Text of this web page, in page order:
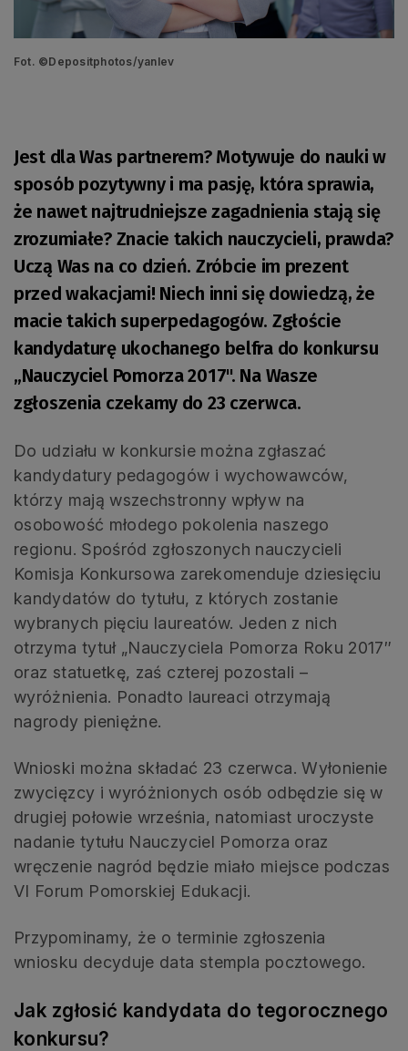
Fot. ©Depositphotos/yanlev
Jest dla Was partnerem? Motywuje do nauki w
sposób pozytywny i ma pasję, która sprawia,
że nawet najtrudniejsze zagadnienia stają się
zrozumiałe? Znacie takich nauczycieli, prawda?
Uczą Was na co dzień. Zróbcie im prezent
przed wakacjami! Niech inni się dowiedzą, że
macie takich superpedagogów. Zgłoście
kandydaturę ukochanego belfra do konkursu
„Nauczyciel Pomorza 2017". Na Wasze
zgłoszenia czekamy do 23 czerwca.
Do udziału w konkursie można zgłaszać
kandydatury pedagogów i wychowawców,
którzy mają wszechstronny wpływ na
osobowość młodego pokolenia naszego
regionu. Spośród zgłoszonych nauczycieli
Komisja Konkursowa zarekomenduje dziesięciu
kandydatów do tytułu, z których zostanie
wybranych pięciu laureatów. Jeden z nich
otrzyma tytuł „Nauczyciela Pomorza Roku 2017″
oraz statuetkę, zaś czterej pozostali –
wyróżnienia. Ponadto laureaci otrzymają
nagrody pieniężne.
Wnioski można składać 23 czerwca. Wyłonienie
zwycięzcy i wyróżnionych osób odbędzie się w
drugiej połowie września, natomiast uroczyste
nadanie tytułu Nauczyciel Pomorza oraz
wręczenie nagród będzie miało miejsce podczas
VI Forum Pomorskiej Edukacji.
Przypominamy, że o terminie zgłoszenia
wniosku decyduje data stempla pocztowego.
Jak zgłosić kandydata do tegorocznego
konkursu?